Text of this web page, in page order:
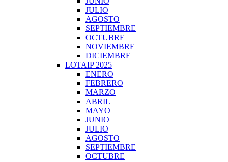
JULIO
AGOSTO
SEPTIEMBRE
OCTUBRE
NOVIEMBRE
DICIEMBRE
LOTAIP 2025
ENERO
FEBRERO
MARZO
ABRIL
MAYO
JUNIO
JULIO
AGOSTO
SEPTIEMBRE
OCTUBRE